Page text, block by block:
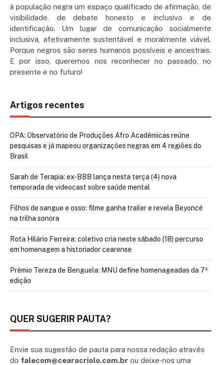
à população negra um espaço qualificado de afirmação, de
visibilidade, de debate honesto e inclusivo e de
identificação. Um lugar de comunicação socialmente
inclusiva, afetivamente sustentável e moralmente viável.
Porque negros são seres humanos possíveis e ancestrais.
E por isso, queremos nos reconhecer no passado, no
presente e no futuro!
Artigos recentes
OPA: Observatório de Produções Afro Acadêmicas reúne
pesquisas e já mapeou organizações negras em 4 regiões do
Brasil
Sarah de Terapia: ex-BBB lança nesta terça (4) nova
temporada de videocast sobre saúde mental
Filhos de sangue e osso: filme ganha trailer e revela Beyoncé
na trilha sonora
Rota Hilário Ferreira: coletivo cria neste sábado (18) percurso
em homenagem a historiador cearense
Prêmio Tereza de Benguela: MNU define homenageadas da 7ª
edição
QUER SUGERIR PAUTA?
Envie sua sugestão de pauta para nossa redação através
do falecom@cearacriolo.com.br ou deixe-nos uma